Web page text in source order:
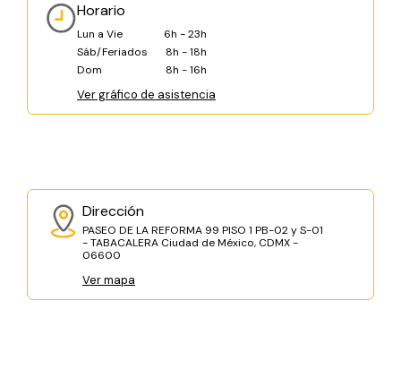
Horario
Lun a Vie
6h - 23h
Sáb/Feriados
8h - 18h
Dom
8h - 16h
Ver gráfico de asistencia
Dirección
PASEO DE LA REFORMA 99 PISO 1 PB-02 y S-01
- TABACALERA Ciudad de México, CDMX -
06600
Ver mapa